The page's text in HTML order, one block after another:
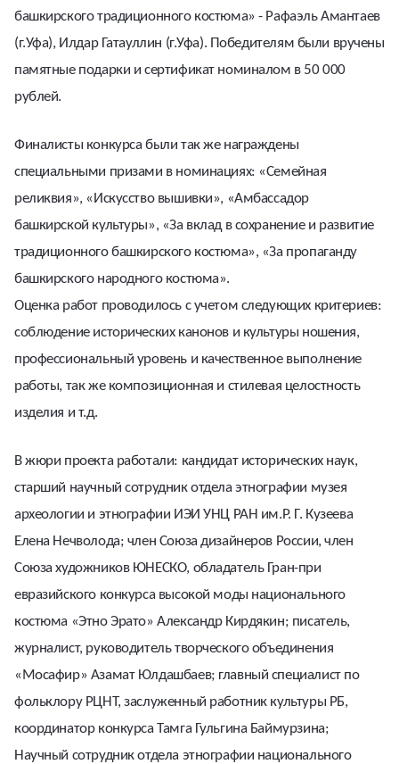
башкирского традиционного костюма» - Рафаэль Амантаев
(г.Уфа), Илдар Гатауллин (г.Уфа). Победителям были вручены
памятные подарки и сертификат номиналом в 50 000
рублей.
Финалисты конкурса были так же награждены
специальными призами в номинациях: «Семейная
реликвия», «Искусство вышивки», «Амбассадор
башкирской культуры», «За вклад в сохранение и развитие
традиционного башкирского костюма», «За пропаганду
башкирского народного костюма».
Оценка работ проводилось с учетом следующих критериев:
соблюдение исторических канонов и культуры ношения,
профессиональный уровень и качественное выполнение
работы, так же композиционная и стилевая целостность
изделия и т.д.
В жюри проекта работали: кандидат исторических наук,
старший научный сотрудник отдела этнографии музея
археологии и этнографии ИЭИ УНЦ РАН им.Р. Г. Кузеева
Елена Нечволода; член Союза дизайнеров России, член
Союза художников ЮНЕСКО, обладатель Гран-при
евразийского конкурса высокой моды национального
костюма «Этно Эрато» Александр Кирдякин; писатель,
журналист, руководитель творческого объединения
«Moсафир» Азамат Юлдашбаев; главный специалист по
фольклору РЦНТ, заслуженный работник культуры РБ,
координатор конкурса Тамга Гульгина Баймурзина;
Научный сотрудник отдела этнографии национального